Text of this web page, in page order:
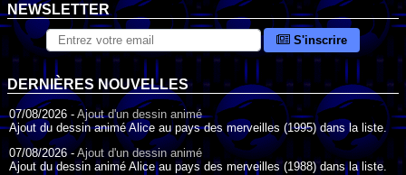
NEWSLETTER
S'inscrire
DERNIÈRES NOUVELLES
07/08/2026 - Ajout d'un dessin animé
Ajout du dessin animé Alice au pays des merveilles (1995) dans la liste.
07/08/2026 -Ajout d'un dessin animé
Ajout du dessin animé Alice au pays des merveilles (1988) dans la liste.